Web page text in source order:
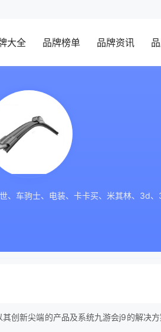
大全 品牌榜单 品牌资讯
车驹士、电装、卡卡买、米其林、3d
创新尖端的产品及系统九游会j9的解决方